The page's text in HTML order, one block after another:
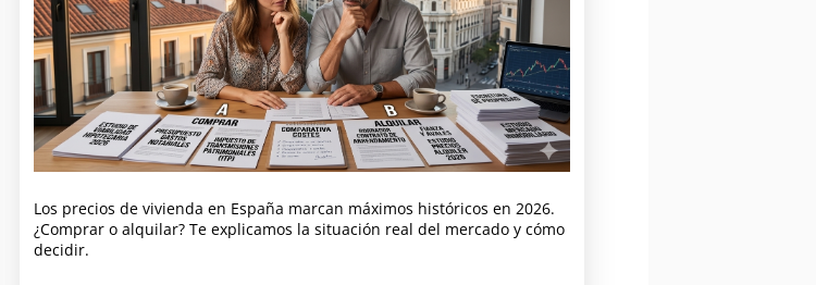
Los precios de vivienda en España marcan máximos históricos en 2026.
¿Comprar o alquilar? Te explicamos la situación real del mercado y cómo
decidir.